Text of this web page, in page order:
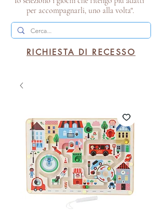
per accompagnarli, uno alla volta".
RICHIESTA DI RECESSO